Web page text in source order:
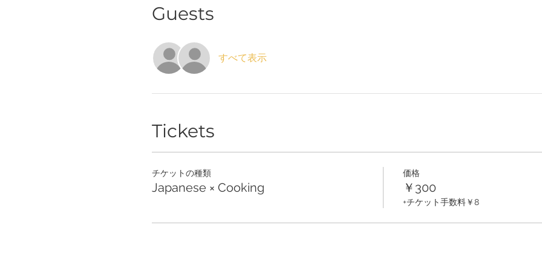
Guests
すべて表示
Tickets
チケットの種類
Japanese × Cooking
価格
￥300
+チケット手数料￥8